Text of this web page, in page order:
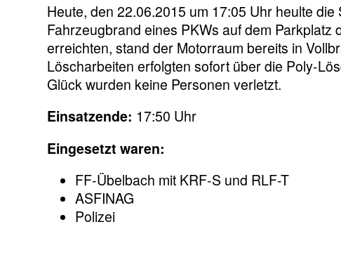
Heute, den 22.06.2015 um 17:05 Uhr heulte
Fahrzeugbrand eines PKWs auf dem
erreichten, stand der Motorraum bereits in
Löscharbeiten erfolgten sofort über die Poly-
Glück wurden keine Personen verletzt.
Einsatzende: 17:50 Uhr
Eingesetzt waren:
FF-Übelbach mit KRF-S und RLF-T
ASFINAG
Polizei